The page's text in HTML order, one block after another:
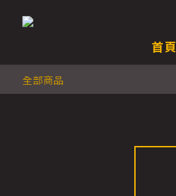
首頁
全部商品